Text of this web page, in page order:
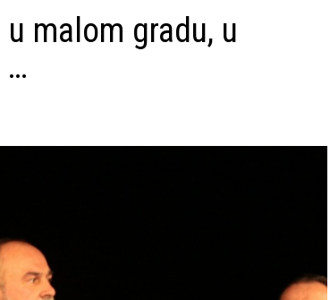
malom gradu, u
…